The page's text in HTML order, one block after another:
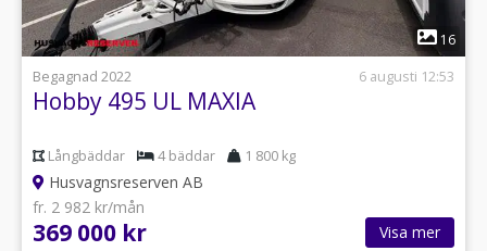
1
16
Begagnad 2022
6 augusti 12:53
Hobby 495 UL MAXIA
Långbäddar 4 bäddar 1 800 kg
Husvagnsreserven AB
fr. 2 982 kr/mån
369 000 kr Visa mer